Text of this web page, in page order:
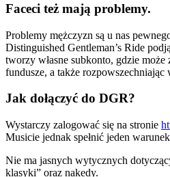
Faceci też mają problemy.
Problemy mężczyzn są u nas
Distinguished Gentleman’s Ride
tworzy własne subkonto, gdzie
fundusze, a także
Jak dołączyć do DGR?
Wystarczy zalogować się na stronie
Musicie jednak spełnić jeden
Nie ma jasnych wytycznych
klasyki” oraz nakedy.